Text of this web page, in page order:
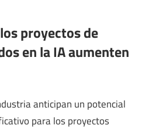
proyectos de
en la IA aumenten
anticipan un potencial
para los proyectos